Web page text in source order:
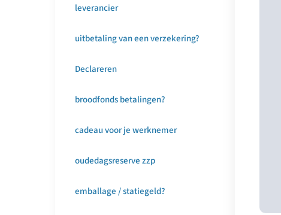
leverancier
uitbetaling van een verzekering?
Declareren
broodfonds betalingen?
cadeau voor je werknemer
oudedagsreserve zzp
emballage / statiegeld?